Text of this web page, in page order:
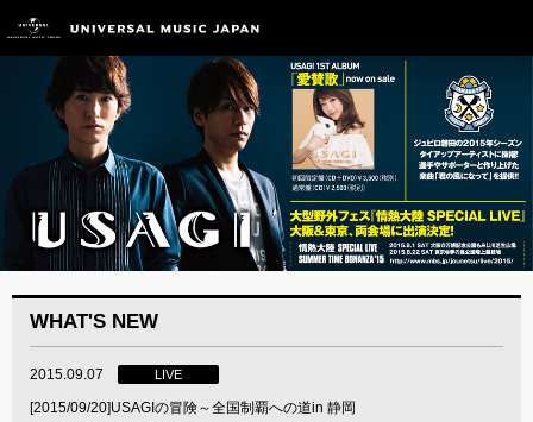
WHAT'S NEW
2015.09.07 LIVE
[2015/09/20]USAGIの冒険～全国制覇への道in 静岡